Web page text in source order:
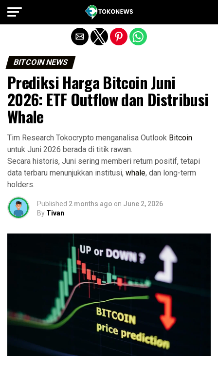
BITCOIN NEWS
Prediksi Harga Bitcoin Juni
2026: ETF Outflow dan Distribusi
Whale
Tim Research Tokocrypto menganalisa Outlook Bitcoin
untuk Juni 2026 berada di titik rawan.
Secara historis, Juni sering memberi return positif, tetapi
data terbaru menunjukkan institusi, whale, dan long-term
holders.
Published 2 months ago on June 2, 2026
By Tivan
Exit mobile version